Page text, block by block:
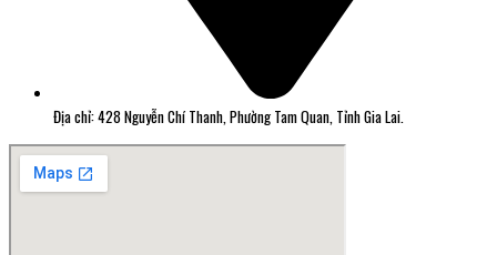
Địa chỉ: 428 Nguyễn Chí Thanh, Phường Tam Quan, Tỉnh Gia Lai.